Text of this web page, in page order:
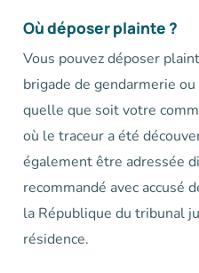
Où déposer plainte ?
Vous pouvez déposer
brigade de gendarmerie
quelle que soit votre
où le traceur a été
également être adressée
recommandé avec accusé
la République du tribunal
résidence.